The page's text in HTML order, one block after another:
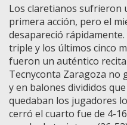
Los claretianos sufrieron
primera acción, pero el
desapareció
triple y los últimos cinco
fueron un auténtico
Tecnyconta Zaragoza no
y en balones divididos
quedaban los jugadores
cerró el cuarto fue de 4-